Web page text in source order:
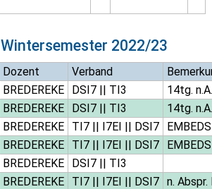
Wintersemester 2022/23
Dozent Verband
BREDEREKE DSI7|| TI3
14tg. n.A.
BREDEREKE DSI7|| TI3
14tg. n.A.
BREDEREKE TI7|| I7EI || DSI7
EMBEDS
BREDEREKE TI7|| I7EI || DSI7
EMBEDS
BREDEREKE DSI7|| TI3
BREDEREKE TI7|| I7EI || DSI7 n. Abspr.